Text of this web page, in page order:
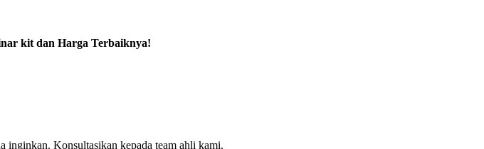
kit dan Harga Terbaiknya!
inginkan. Konsultasikan kepada team ahli kami.